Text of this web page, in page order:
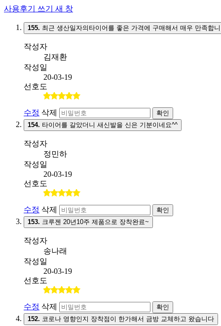
사용후기 쓰기 새 창
155. 최근 생산일자의타이어를 좋은 가격에 구매해서 매우 만족합
작성자
김재환
작성일
20-03-19
선호도
수정 삭제
확인
154. 타이어를 갈았더니 새신발을 신은 기분이네요^^
작성자
정민하
작성일
20-03-19
선호도
수정 삭제
확인
153. 크루젠 20년10주 제품으로 장착완료~
작성자
송나래
작성일
20-03-19
선호도
수정 삭제
확인
152. 코로나 영향인지 장착점이 한가해서 금방 교체하고 왔습니다